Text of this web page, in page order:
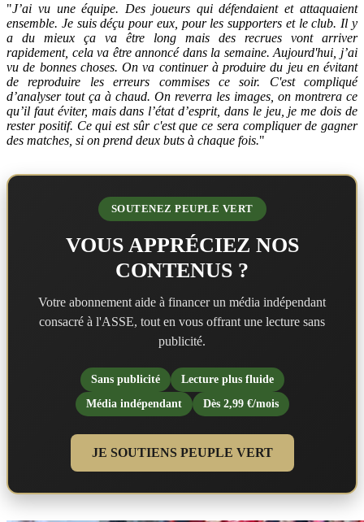
"J’ai vu une équipe. Des joueurs qui défendaient et attaquaient
ensemble. Je suis déçu pour eux, pour les supporters et le club. Il y
a du mieux ça va être long mais des recrues vont arriver
rapidement, cela va être annoncé dans la semaine. Aujourd'hui, j’ai
vu de bonnes choses. On va continuer à produire du jeu en évitant
de reproduire les erreurs commises ce soir. C'est compliqué
d’analyser tout ça à chaud. On reverra les images, on montrera ce
qu’il faut éviter, mais dans l’état d’esprit, dans le jeu, je me dois de
rester positif. Ce qui est sûr c'est que ce sera compliquer de gagner
des matches, si on prend deux buts à chaque fois."
SOUTENEZ PEUPLE VERT
VOUS APPRÉCIEZ NOS
CONTENUS ?
Votre abonnement aide à financer un média indépendant
consacré à l'ASSE, tout en vous offrant une lecture sans
publicité.
Sans publicité
Lecture plus fluide
Média indépendant
Dès 2,99 €/mois
JE SOUTIENS PEUPLE VERT